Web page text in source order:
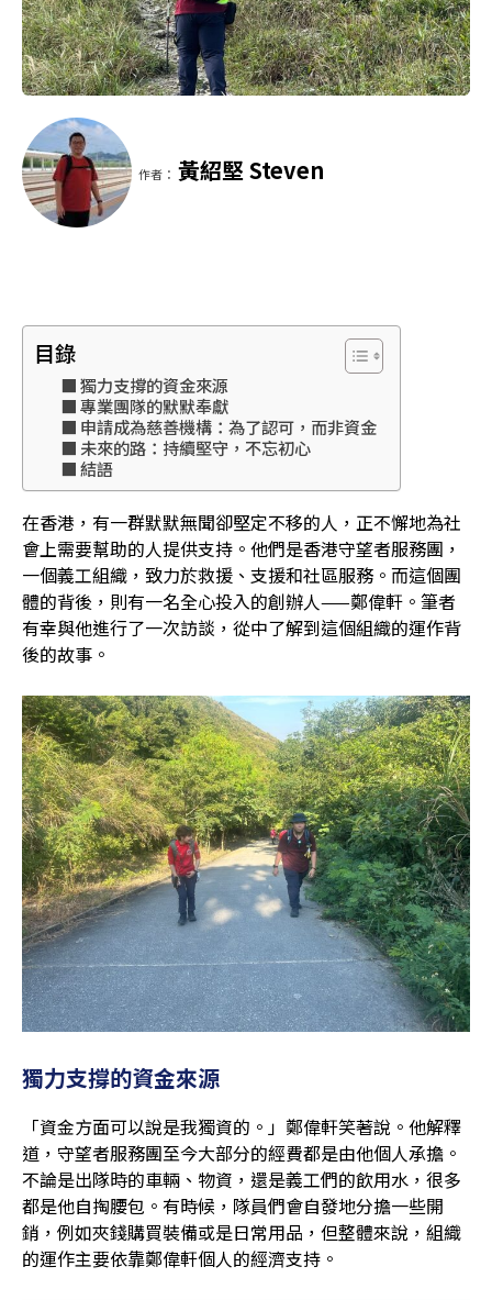
作者： 黃紹堅 Steven
目錄
獨力支撐的資金來源
專業團隊的默默奉獻
申請成為慈善機構：為了認可，而非資金
未來的路：持續堅守，不忘初心
結語
在香港，有一群默默無聞卻堅定不移的人，正不懈地為社
會上需要幫助的人提供支持。他們是香港守望者服務團，
一個義工組織，致力於救援、支援和社區服務。而這個團
體的背後，則有一名全心投入的創辦人——鄭偉軒。筆者
有幸與他進行了一次訪談，從中了解到這個組織的運作背
後的故事。
獨力支撐的資金來源
「資金方面可以說是我獨資的。」鄭偉軒笑著說。他解釋
道，守望者服務團至今大部分的經費都是由他個人承擔。
不論是出隊時的車輛、物資，還是義工們的飲用水，很多
都是他自掏腰包。有時候，隊員們會自發地分擔一些開
銷，例如夾錢購買裝備或是日常用品，但整體來說，組織
的運作主要依靠鄭偉軒個人的經濟支持。